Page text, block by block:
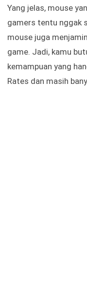
Yang jelas, mouse
gamers tentu nggak
mouse juga
game. Jadi, kamu
kemampuan yang
Rates dan masih